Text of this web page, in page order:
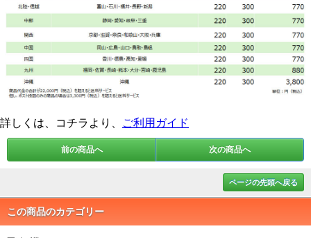
詳しくは、コチラより、 ご利用ガイド
前の商品へ 次の商品へ
ページの先頭へ戻る
この商品のカテゴリー